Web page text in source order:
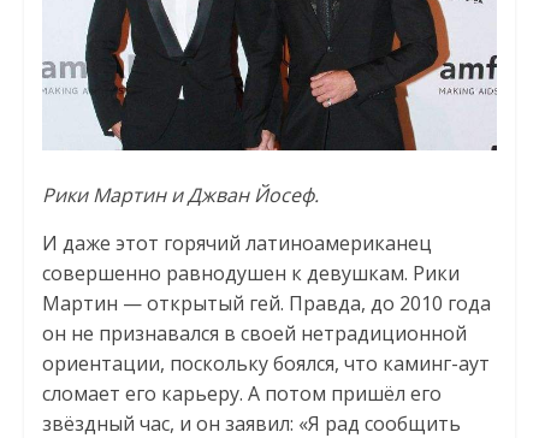
Рики Мартин и Джван Йосеф.
И даже этот горячий латиноамериканец
совершенно равнодушен к девушкам. Рики
Мартин — открытый гей. Правда, до 2010 года
он не признавался в своей нетрадиционной
ориентации, поскольку боялся, что каминг-аут
сломает его карьеру. А потом пришёл его
звёздный час, и он заявил: «Я рад сообщить